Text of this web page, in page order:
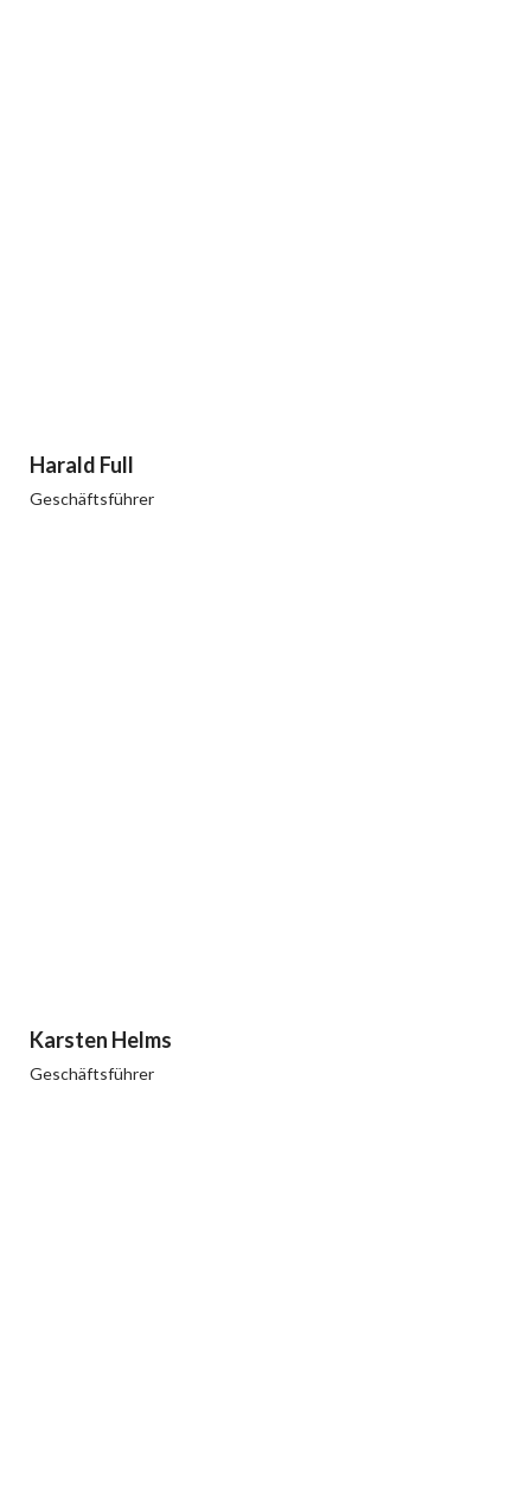
Harald Full
Geschäftsführer
Karsten Helms
Geschäftsführer